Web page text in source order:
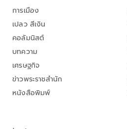
การเมือง
เปลว สีเงิน
คอลัมนิสต์
บทความ
เศรษฐกิจ
ข่าวพระราชสำนัก
หนังสือพิมพ์